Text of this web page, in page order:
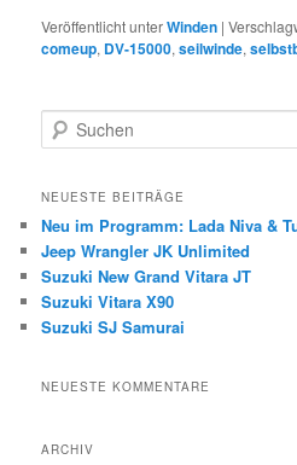
Veröffentlicht unterWinden |
comeup, DV-15000,seilwinde,
u
h
n
NEUESTE BEITRÄGE
Neu im Programm: Lada Niva &
Jeep Wrangler JK Unlimited
Suzuki New Grand Vitara JT
Suzuki Vitara X90
Suzuki SJ Samurai
NEUESTE KOMMENTARE
ARCHIV